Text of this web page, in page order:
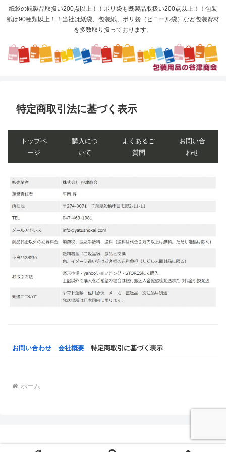
紙袋の既製品取扱い200点以上！！ポリ袋も既製品取扱い200点以上！！包装
紙は90種類以上！！当社は紙袋、包装紙、ポリ袋（ビニール袋）など包装資材
を多数取り扱っております。
特定商取引法に基づく表示
トップペ
ージ
購入につ
いて
よくあるご
質問
お問い合
わせ
お問い合わせ 会社概要特定商取引に基づく表示
ホーム